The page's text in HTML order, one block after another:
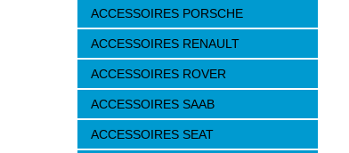
ACCESSOIRES PORSCHE
ACCESSOIRES RENAULT
ACCESSOIRES ROVER
ACCESSOIRES SAAB
ACCESSOIRES SEAT